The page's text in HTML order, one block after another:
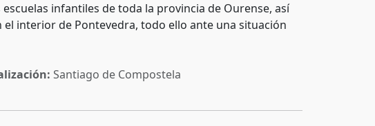
infantiles de toda la provincia de Ourense, así
interior de Pontevedra, todo ello ante una situación
Santiago de Compostela